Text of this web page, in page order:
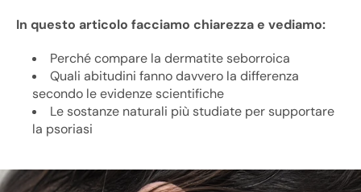
In questo articolo facciamo chiarezza e vediamo:
Perché compare la dermatite seborroica
Quali abitudini fanno davvero la differenza
secondo le evidenze scientifiche
Le sostanze naturali più studiate per supportare
la psoriasi